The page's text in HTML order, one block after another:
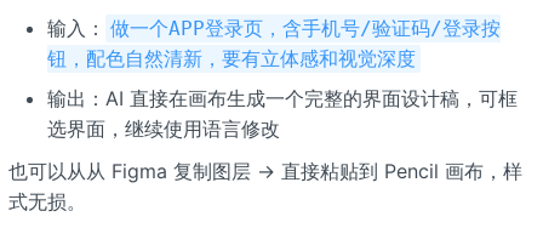
输入： 做一个APP登录页，含手机号/验证码/登录按
钮，配色自然清新，要有立体感和视觉深度
输出：AI 直接在画布生成一个完整的界面设计稿，可框
选界面，继续使用语言修改
也可以从从 Figma 复制图层 → 直接粘贴到 Pencil 画布，样
式无损。